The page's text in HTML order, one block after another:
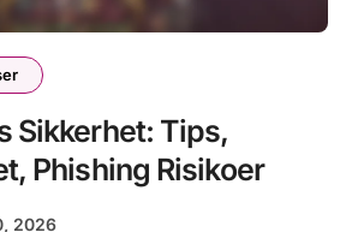
Sikkerhet: Tips,
Phishing Risikoer
2026